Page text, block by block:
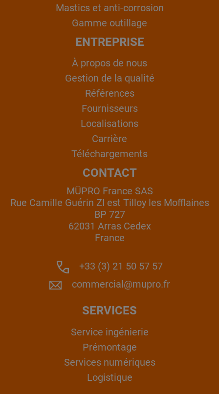
Mastics et anti-corrosion
Gamme outillage
ENTREPRISE
À propos de nous
Gestion de la qualité
Références
Fournisseurs
Localisations
Carrière
Téléchargements
CONTACT
MÜPRO France SAS
Rue Camille Guérin ZI est Tilloy les Mofflaines
BP 727
62031 Arras Cedex
France
+33 (3) 21 50 57 57
commercial@mupro.fr
SERVICES
Service ingénierie
Prémontage
Services numériques
Logistique